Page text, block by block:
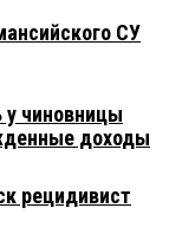
СУ
у чиновницы
доходы
рецидивист